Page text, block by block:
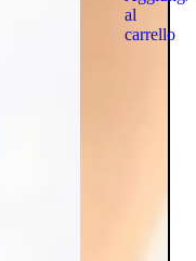
al
carrello